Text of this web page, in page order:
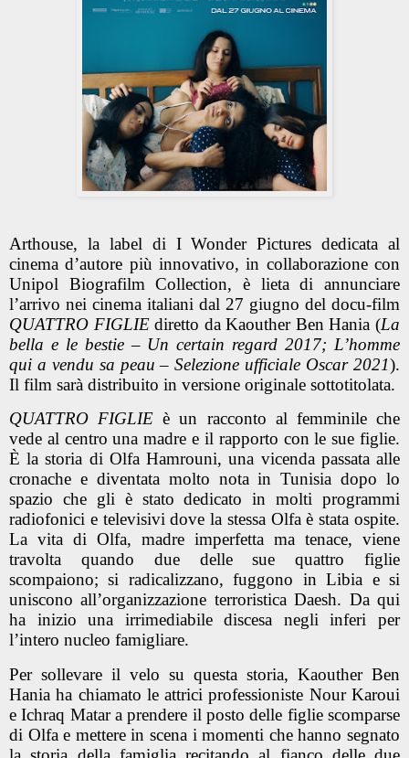
Arthouse, la label di I Wonder Pictures dedicata al
cinema d’autore più innovativo, in collaborazione con
Unipol Biografilm Collection, è lieta di annunciare
l’arrivo nei cinema italiani dal 27 giugno del docu-film
QUATTRO FIGLIEdiretto da Kaouther Ben Hania (La
bella e le bestie – Un certain regard 2017; L’homme
qui a vendu sa peau – Selezione ufficiale Oscar 2021).
Il film sarà distribuito in versione originale sottotitolata.
QUATTRO FIGLIE è un racconto al femminile che
vede al centro una madre e il rapporto con le sue figlie.
È la storia di Olfa Hamrouni, una vicenda passata alle
cronache e diventata molto nota in Tunisia dopo lo
spazio che gli è stato dedicato in molti programmi
radiofonici e televisivi dove la stessa Olfa è stata ospite.
La vita di Olfa, madre imperfetta ma tenace, viene
travolta quando due delle sue quattro figlie
scompaiono; si radicalizzano, fuggono in Libia e si
uniscono all’organizzazione terroristica Daesh. Da qui
ha inizio una irrimediabile discesa negli inferi per
l’intero nucleo famigliare.
Per sollevare il velo su questa storia, Kaouther Ben
Hania ha chiamato le attrici professioniste Nour Karoui
e Ichraq Matar a prendere il posto delle figlie scomparse
di Olfa e mettere in scena i momenti che hanno segnato